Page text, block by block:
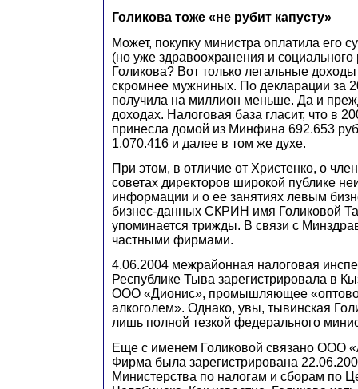
Голикова тоже «не рубит капусту»
Может, покупку министра оплатила его
(но уже здравоохранения и социального
Голикова? Вот только легальные
скромнее мужниных. По декларации за
получила на миллион меньше. Да и
доходах. Налоговая база гласит, что в
принесла домой из Минфина 692.653
1.070.416 и далее в том же духе.
При этом, в отличие от Христенко, о
советах директоров широкой публике
информации и о ее занятиях левым
бизнес-данных СКРИН имя Голиковой
упоминается трижды. В связи с
частными фирмами.
4.06.2004 межрайонная налоговая
Республике Тыва зарегистрировала в
ООО «Дионис», промышляющее
алкоголем». Однако, увы, тывинская
лишь полной тезкой федерального
Еще с именем Голиковой связано ООО
Фирма была зарегистрирована
Министерства по налогам и сборам по